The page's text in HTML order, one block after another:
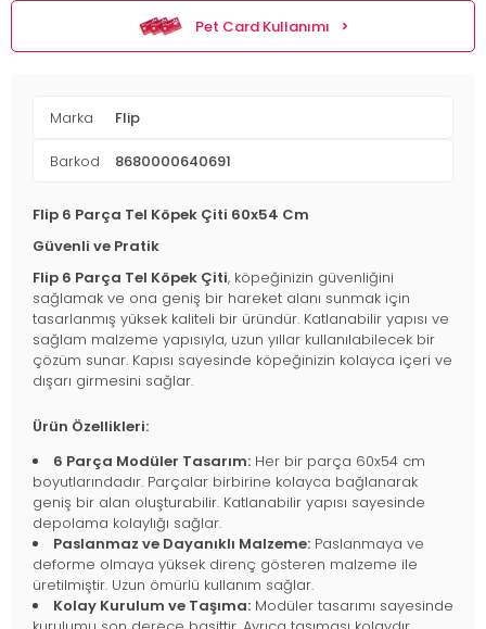
Pet Card Kullanımı
Marka Flip
Barkod 8680000640691
Flip 6 Parça Tel Köpek Çiti 60x54 Cm
Güvenli ve Pratik
Flip 6 Parça Tel Köpek Çiti, köpeğinizin güvenliğini
sağlamak ve ona geniş bir hareket alanı sunmak için
tasarlanmış yüksek kaliteli bir üründür. Katlanabilir yapısı ve
sağlam malzeme yapısıyla, uzun yıllar kullanılabilecek bir
çözüm sunar. Kapısı sayesinde köpeğinizin kolayca içeri ve
dışarı girmesini sağlar.
Ürün Özellikleri:
6 Parça Modüler Tasarım: Her bir parça 60x54 cm
boyutlarındadır. Parçalar birbirine kolayca bağlanarak
geniş bir alan oluşturabilir. Katlanabilir yapısı sayesinde
depolama kolaylığı sağlar.
Paslanmaz ve Dayanıklı Malzeme: Paslanmaya ve
deforme olmaya yüksek direnç gösteren malzeme ile
üretilmiştir. Uzun ömürlü kullanım sağlar.
Kolay Kurulum ve Taşıma: Modüler tasarımı sayesinde